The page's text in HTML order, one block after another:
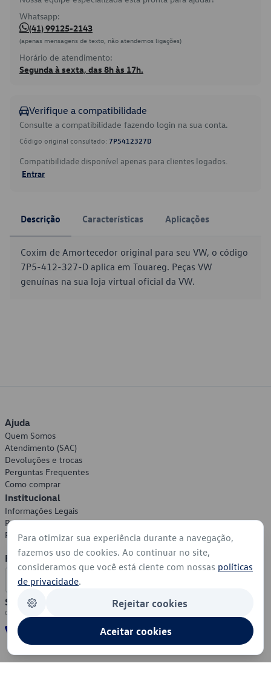
Whatsapp:
(41) 99125-2143
(apenas mensagens de texto, não atendemos ligações)
Horário de atendimento:
Segunda à sexta, das 8h às 17h.
Verifique a compatibilidade
Consulte a compatibilidade fazendo login na sua conta.
Código original consultado: 7P5412327D
Compatibilidade disponível apenas para clientes logados.
Entrar
Descrição Características Aplicações
Coxim de Amortecedor original para seu VW, o código
7P5-412-327-D aplica em Touareg. Peças VW
genuínas na sua loja virtual oficial da VW.
Ajuda
Quem Somos
Atendimento (SAC)
Devoluções e trocas
Perguntas Frequentes
Como comprar
Institucional
Informações Legais
Política de Privacidade
Política de Cookies
Formas de Pagamento
Segurança
Para otimizar sua experiência durante a navegação,
fazemos uso de cookies. Ao continuar no site,
consideramos que você está ciente com nossas políticas
de privacidade.
Rejeitar cookies
Aceitar cookies